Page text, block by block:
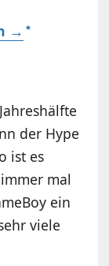
→
der Hype
ist es
mal
ein
viele